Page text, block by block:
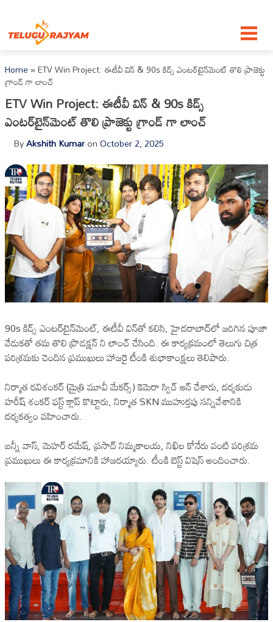
Home»ETV Win Project: ఈటీవీ విన్ & 90s కిడ్స్ ఎంటర్‌టైన్‌మెంట్ తొలి ప్రాజెక్టు
గ్రాండ్ గా లాంచ్
ETV Win Project: ఈటీవీ విన్ & 90s కిడ్స్
ఎంటర్‌టైన్‌మెంట్ తొలి ప్రాజెక్టు గ్రాండ్ గా లాంచ్
ByAkshith KumaronOctober 2, 2025
90s కిడ్స్ ఎంటర్‌టైన్‌మెంట్, ఈటీవీ విన్‌తో కలిసి, హైదరాబాద్‌లో జరిగిన పూజా
వేడుకతో తమ తొలి ప్రొడక్షన్ ని లాంచ్ చేసింది. ఈ కార్యక్రమంలో తెలుగు చిత్ర
పరిశ్రమకు చెందిన ప్రముఖులు హాజరై టీంకి శుభాకాంక్షలు తెలిపారు.
నిర్మాత రవిశంకర్ (మైత్రి మూవీ మేకర్స్) కెమెరా స్విచ్ ఆన్ చేశారు, దర్శకుడు
హరీష్ శంకర్ ఫస్ట్ క్లాప్ కొట్టారు, నిర్మాత SKN ముహుర్తపు సన్నివేశానికి
దర్శకత్వం వహించారు.
బన్నీ వాస్, మెహర్ రమేష్, ప్రసాద్ నిమ్మకాలయ, నిఖిల కోనేరు వంటి పరిశ్రమ
ప్రముఖులు ఈ కార్యక్రమానికి హాజరయ్యారు. టీంకి బెస్ట్ విషెస్ అందించారు.